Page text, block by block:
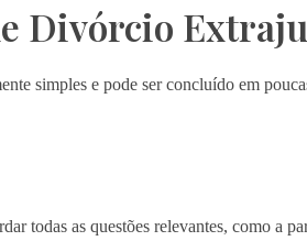
Divórcio
simples e pode ser concluído em
todas as questões relevantes, como a